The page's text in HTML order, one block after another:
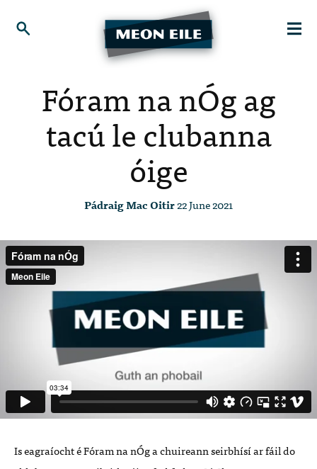
Fóram na nÓg ag
tacú le clubanna
óige
Pádraig Mac Oitir22 June 2021
Is eagraíocht é Fóram na nÓg a chuireann seirbhísí ar fáil do